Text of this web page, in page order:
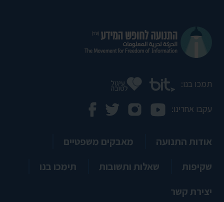
תמכו בנו:
עקבו אחרינו:
אודות התנועה
מאבקים משפטיים
שקיפות
שאלות ותשובות
תימכו בנו
יצירת קשר